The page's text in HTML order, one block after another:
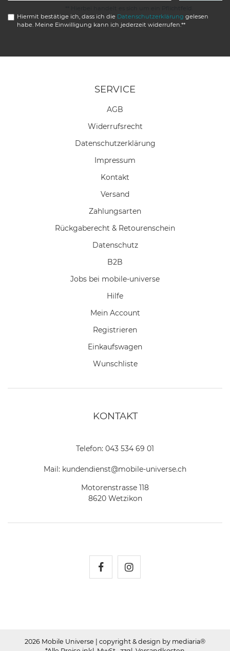
Hiermit bestätige ich, dass ich die Daten­schutz­erklärung gelesen
habe. Meine Einwilligung kann ich jederzeit widerrufen.**
SERVICE
AGB
Widerrufs­recht
Daten­schutz­erklärung
Impressum
Kontakt
Versand
Zahlungsarten
Rückgaberecht & Retourenschein
Datenschutz
B2B
Jobs bei mobile-universe
Hilfe
Mein Account
Registrieren
Einkaufswagen
Wunschliste
KONTAKT
Telefon: 043 534 69 01
Mail: kundendienst@mobile-universe.ch
Motorenstrasse 118
8620 Wetzikon
2026 Mobile Universe | copyright & design by mediaria®